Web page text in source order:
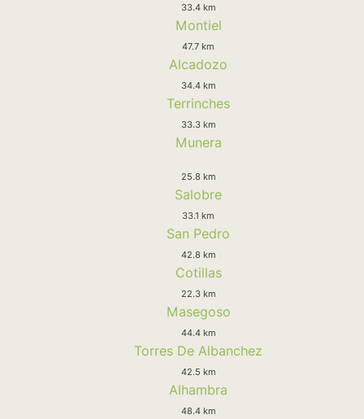
33.4 km
Montiel
47.7 km
Alcadozo
34.4 km
Terrinches
33.3 km
Munera
25.8 km
Salobre
33.1 km
San Pedro
42.8 km
Cotillas
22.3 km
Masegoso
44.4 km
Torres De Albanchez
42.5 km
Alhambra
48.4 km